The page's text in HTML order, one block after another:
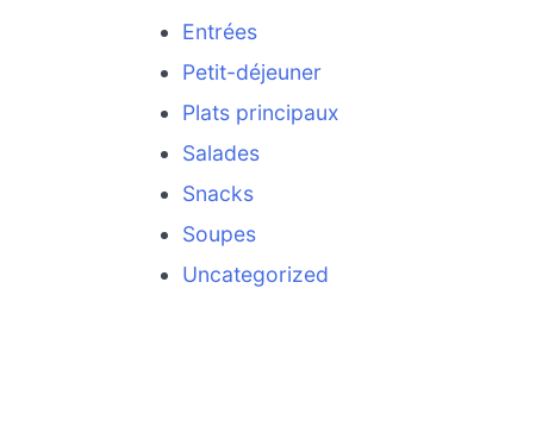
Entrées
Petit-déjeuner
Plats principaux
Salades
Snacks
Soupes
Uncategorized